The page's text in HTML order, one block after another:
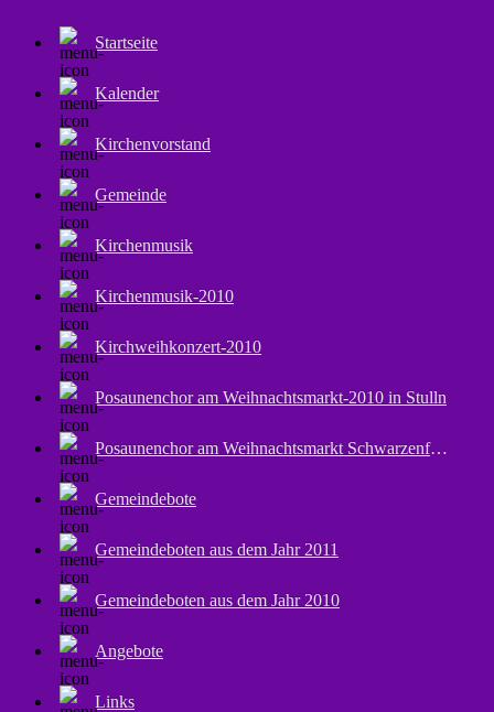
Startseite
Kalender
Kirchenvorstand
Gemeinde
Kirchenmusik
Kirchenmusik-2010
Kirchweihkonzert-2010
Posaunenchor am Weihnachtsmarkt-2010 in Stulln
Posaunenchor am Weihnachtsmarkt Schwarzenfeld
Gemeindebote
Gemeindeboten aus dem Jahr 2011
Gemeindeboten aus dem Jahr 2010
Angebote
Links